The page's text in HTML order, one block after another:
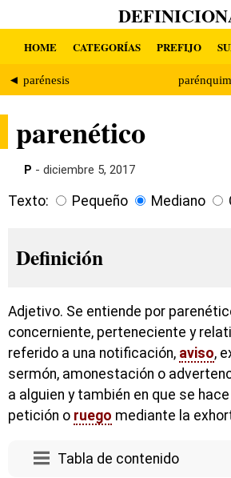
HOME CATEGORÍAS PREFIJO
◄ parénesis
parenético
P - diciembre 5, 2017
Texto: Pequeño Mediano
Definición
Adjetivo. Se entiende por
concerniente, perteneciente y
referido a una notificación, aviso,
sermón, amonestación o
a alguien y también en que se
petición o ruego mediante la
Tabla de contenido